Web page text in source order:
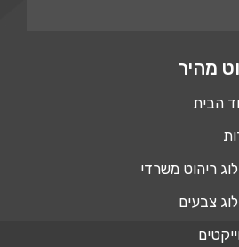
מהיר
הבית
ריהוט משרדי
צבעים